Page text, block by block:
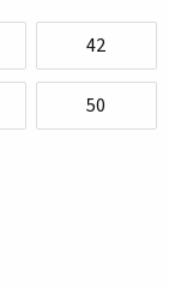
42
50